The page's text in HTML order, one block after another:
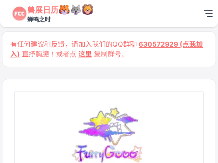
兽展日历
蝉鸣之时
有任何建议和反馈，请加入我们的QQ群聊 630572929 (点我加
入) 直抒胸臆！或者点 这里 复制群号。